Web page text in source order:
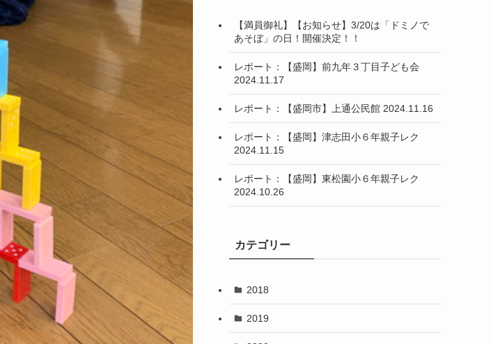
【満員御礼】【お知らせ】3/20は「ドミノで
あそぼ」の日！開催決定！！
レポート：【盛岡】前九年３丁目子ども会
2024.11.17
レポート：【盛岡市】上通公民館 2024.11.16
レポート：【盛岡】津志田小６年親子レク
2024.11.15
レポート：【盛岡】東松園小６年親子レク
2024.10.26
カテゴリー
2018
2019